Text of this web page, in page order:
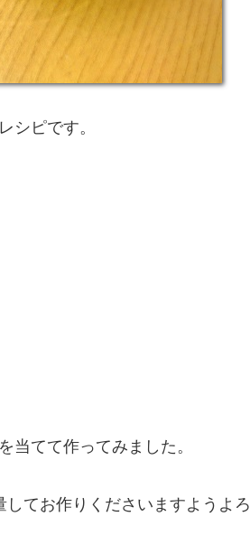
シピです。
当てて作ってみました。
てお作りくださいますようよろ